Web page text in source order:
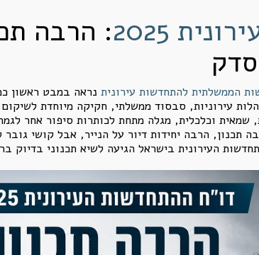
2025
: הרבה
נראה במבט ראשון
עירוניות, סבסוד ממשלתי, חקיקה מיוחדת
וכלכלית, מגלה מתחת לכותרות סיפור אחר
תכנון, הרבה יחידות דיור על הנייר, אבל קושי
העירונית בישראל הגיעה לשיא תכנוני